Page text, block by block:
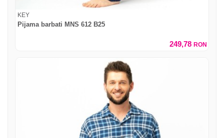
KEY
Pijama barbati MNS 612 B25
249,78 RON